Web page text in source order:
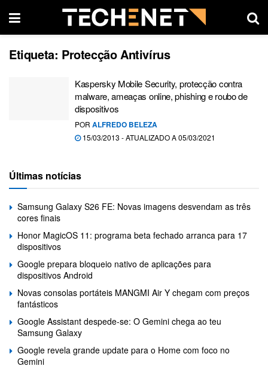
Etiqueta: Protecção Antivírus
Kaspersky Mobile Security, protecção contra
malware, ameaças online, phishing e roubo de
dispositivos
POR ALFREDO BELEZA
15/03/2013 - ATUALIZADO A 05/03/2021
Últimas notícias
Samsung Galaxy S26 FE: Novas imagens desvendam as três
cores finais
Honor MagicOS 11: programa beta fechado arranca para 17
dispositivos
Google prepara bloqueio nativo de aplicações para
dispositivos Android
Novas consolas portáteis MANGMI Air Y chegam com preços
fantásticos
Google Assistant despede-se: O Gemini chega ao teu
Samsung Galaxy
Google revela grande update para o Home com foco no
Gemini